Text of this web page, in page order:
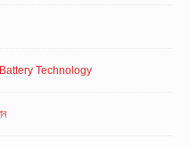
Battery Technology